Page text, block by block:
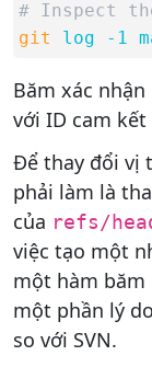
# Inspect
git
log -1
Băm xác
với ID cam
Để thay đổi vị
phải làm là
của refs/
việc tạo một
một hàm
một phần lý
so với SVN.